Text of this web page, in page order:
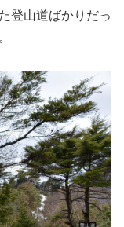
登山道ばかりだっ